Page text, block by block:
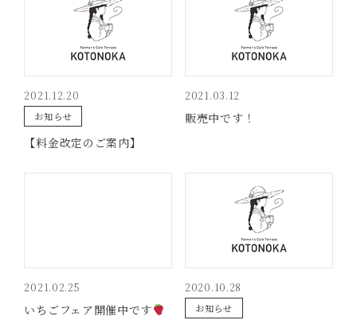
2021.12.20
お知らせ
【料金改定のご案内】
2021.03.12
販売中です！
2021.02.25
いちごフェア開催中です
2020.10.28
お知らせ